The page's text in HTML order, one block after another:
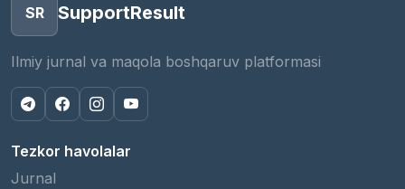
SR SupportResult
Ilmiy jurnal va maqola boshqaruv platformasi
Tezkor havolalar
Jurnal